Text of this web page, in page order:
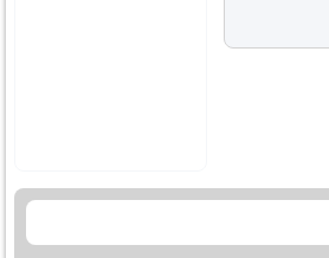
situatie care pe mine